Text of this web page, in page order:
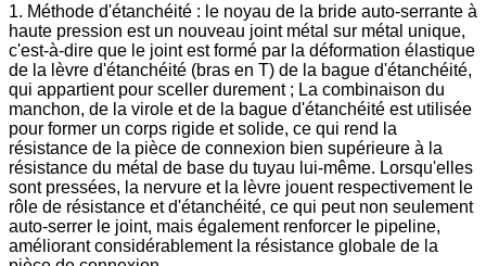
1. Méthode d'étanchéité : le noyau de la bride auto-serrante à
haute pression est un nouveau joint métal sur métal unique,
c'est-à-dire que le joint est formé par la déformation élastique
de la lèvre d'étanchéité (bras en T) de la bague d'étanchéité,
qui appartient pour sceller durement ; La combinaison du
manchon, de la virole et de la bague d'étanchéité est utilisée
pour former un corps rigide et solide, ce qui rend la
résistance de la pièce de connexion bien supérieure à la
résistance du métal de base du tuyau lui-même. Lorsqu'elles
sont pressées, la nervure et la lèvre jouent respectivement le
rôle de résistance et d'étanchéité, ce qui peut non seulement
auto-serrer le joint, mais également renforcer le pipeline,
améliorant considérablement la résistance globale de la